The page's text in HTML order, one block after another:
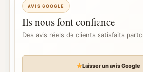
AVIS GOOGLE
Ils nous font confiance
Des avis réels de clients satisfaits
Laisser un avis Google